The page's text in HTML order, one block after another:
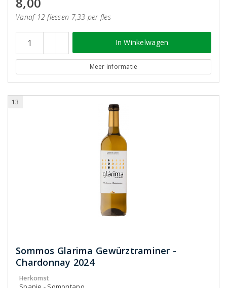
Vanaf 12 flessen 7,33 per fles
In Winkelwagen
Meer informatie
13
Sommos Glarima Gewürztraminer -
Chardonnay 2024
Herkomst